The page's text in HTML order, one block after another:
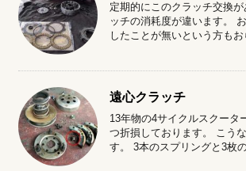
定期的にこのクラッチ交換
ッチの消耗度が違います。
したことが無いという方も
遠心クラッチ
13年物の4サイクルスクータ
つ折損しております。 こう
す。 3本のスプリングと3枚